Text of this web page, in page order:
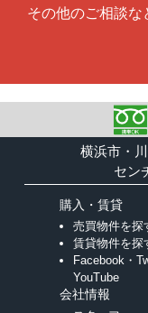
その他のご相談な
横浜市・
セン
購入・賃貸
売買物件を探
賃貸物件を探
Facebook・
YouTube
会社情報